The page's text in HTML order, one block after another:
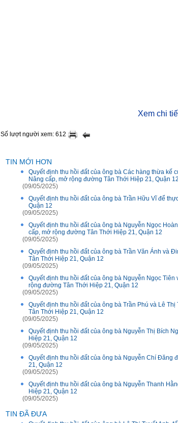
Xem chi
Số lượt người xem: 612
TIN MỚI HƠN
Quyết định thu hồi đất của ông bà Các hàng thừa kế
Nâng cấp, mở rộng đường Tân Thới Hiệp 21, Quận 12
(09/05/2025)
Quyết định thu hồi đất của ông bà Trần Hữu Vĩ để
Quận 12
(09/05/2025)
Quyết định thu hồi đất của ông bà Nguyễn Ngọc
cấp, mở rộng đường Tân Thới Hiệp 21, Quận 12
(09/05/2025)
Quyết định thu hồi đất của ông bà Trần Văn Ánh và
Tân Thới Hiệp 21, Quận 12
(09/05/2025)
Quyết định thu hồi đất của ông bà Nguyễn Ngọc
rộng đường Tân Thới Hiệp 21, Quận 12
(09/05/2025)
Quyết định thu hồi đất của ông bà Trần Phú và Lê
Tân Thới Hiệp 21, Quận 12
(09/05/2025)
Quyết định thu hồi đất của ông bà Nguyễn Thị Bích
Hiệp 21, Quận 12
(09/05/2025)
Quyết định thu hồi đất của ông bà Nguyễn Chí
21, Quận 12
(09/05/2025)
Quyết định thu hồi đất của ông bà Nguyễn Thanh
Hiệp 21, Quận 12
(09/05/2025)
TIN ĐÃ ĐƯA